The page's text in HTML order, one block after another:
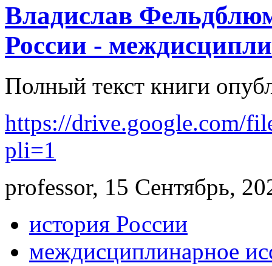
Владислав
России -
Полный текст книги
https://drive.google.com/
pli=1
professor, 15 Сентябрь,
история России
междисциплинарное